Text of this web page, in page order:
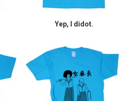
Yep, I didot.